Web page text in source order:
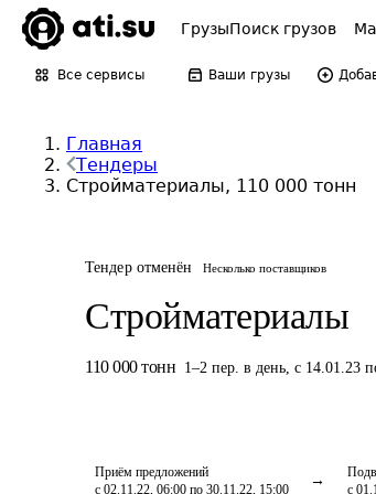
ГрузыПоиск грузов
Все сервисы Ваши грузы
Главная
Тендеры
Стройматериалы, 110 000 тонн
Тендер отменён Несколько поставщиков
Стройматериалы
110 000 тонн 1–2 пер. в день, с 14.01.23
Приём предложений
с 02.11.22, 06:00 по 30.11.22, 15:00
с